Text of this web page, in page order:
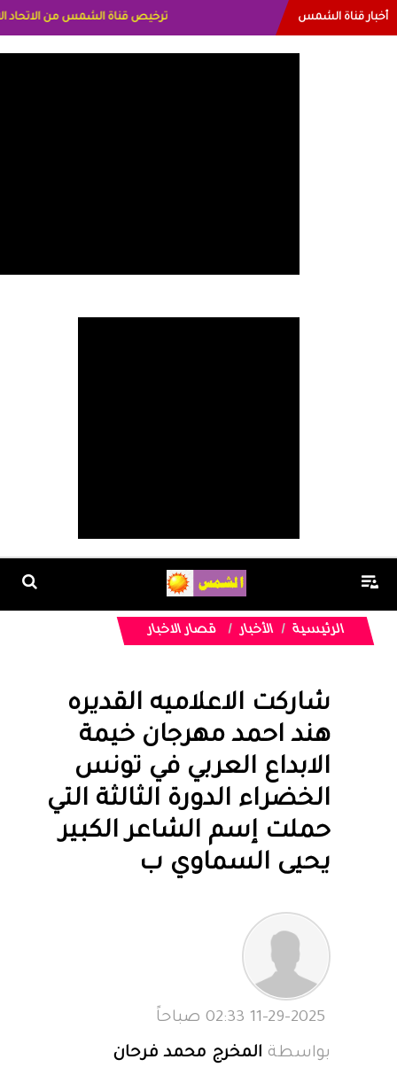
أخبار قناة الشمس
الرئيسية الأخبار قصار الاخبار
شاركت الاعلاميه القديره
هند احمد مهرجان خيمة
الابداع العربي في تونس
الخضراء الدورة الثالثة التي
حملت إسم الشاعر الكبير
يحيى السماوي ب
بواسطة المخرج محمد فرحان